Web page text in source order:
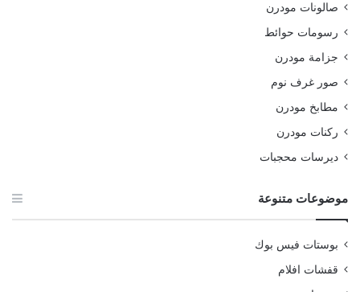
صالونات مودرن
رسومات حوائط
جزامة مودرن
صور غرف نوم
مطابخ مودرن
ركنات مودرن
ديرسات محجبات
موضوعات متنوعة
بوستات فيس بوك
قفشات افلام